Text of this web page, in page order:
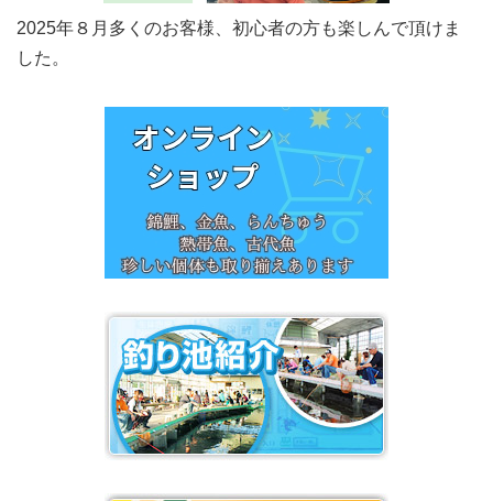
2025年８月多くのお客様、初心者の方も楽しんで頂けま
した。